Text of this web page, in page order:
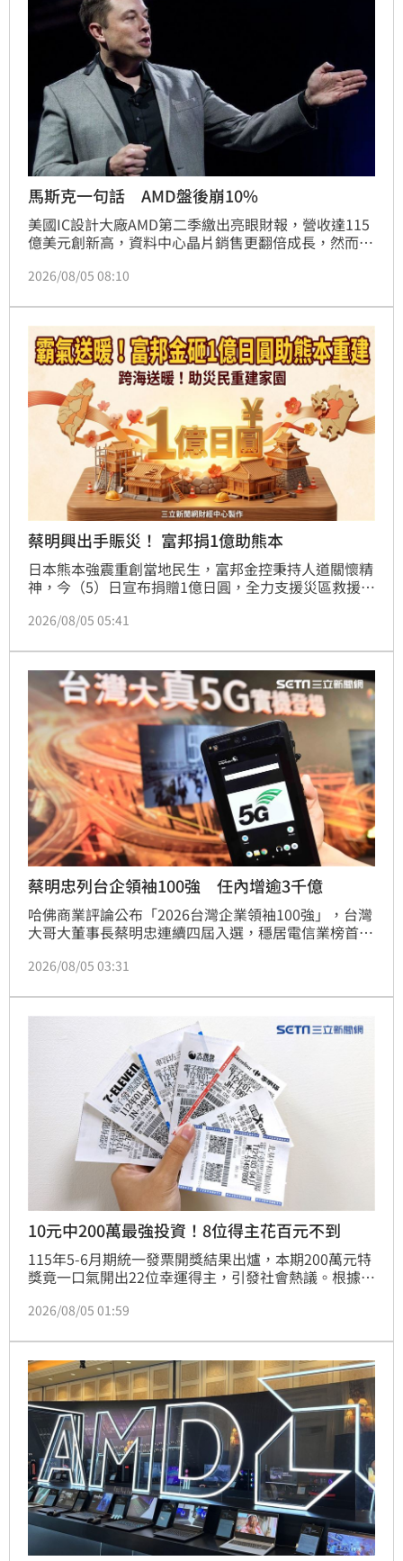
馬斯克一句話 AMD盤後崩10%
美國IC設計大廠AMD第二季繳出亮眼財報，營收達115
億美元創新高，資料中心晶片銷售更翻倍成長，然而受
能力。此外，SpaceX執行長馬斯克宣布未來AI運算將
力，導致AMD盤後股價一度重挫逾10%。儘管執行長
蘇姿丰強調AI長期需求強勁，且AMD今年股價累計漲幅
仍達142%，但高額投入能否轉化為實質獲利，以及如
何在輝達主導的市場中突圍，將成為未來市場檢視超微
營運的關鍵指標。
2026/08/05 08:10
蔡明興出手賑災！ 富邦捐1億助熊本
日本熊本強震重創當地民生，富邦金控秉持人道關懷精
神，今（5）日宣布捐贈1億日圓，全力支援災區救援、
厚，企業責任不分國界，盼透過實質援助陪伴受災戶渡
更落實ESG國際化佈局，持續以正向力量支持全球災後
重建，為台日友好交流再添溫情。富邦金控過去多次投
入國際人道救援，此次跨國援助再次凸顯其作為大型金
控，在面對重大天災時，具備高度社會責任感與國際影
響力，致力成就金融正向力量。
2026/08/05 05:41
蔡明忠列台企領袖100強 任內增逾3千億
哈佛商業評論公布「2026台灣企業領袖100強」，台灣
大哥大董事長蔡明忠連續四屆入選，穩居電信業榜首。
總股東報酬率高達288%。面對AI浪潮，蔡明忠強調企
值。本屆榜單由科技業主導，百強總市值激增至98.99
兆元，反映AI正重塑企業競爭規則。台灣大上半年表現
亮眼，稅後淨利年增25%，每股盈餘達2.86元，持續領
先同業，展現長期經營實力。
2026/08/05 03:31
10元中200萬最強投資！8位得主花百元不到
115年5-6月期統一發票開獎結果出爐，本期200萬元特
獎竟一口氣開出22位幸運得主，引發社會熱議。根據財
最低僅花費10元購買超商商品，堪稱地表最強投資。此
邊。財政部提醒，民眾平時可多使用雲端發票載具，不
僅能省去整理紙本發票的繁瑣，還能享有雲端發票專屬
獎項的額外中獎機會。請民眾儘速檢查手邊發票，別讓
幸運擦身而過，下一個百萬富翁或許就是你。
2026/08/05 01:59